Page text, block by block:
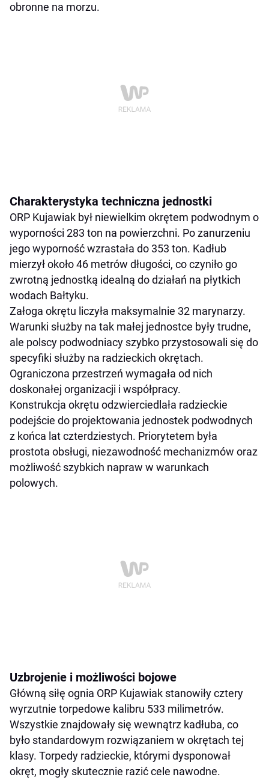
obronne na morzu.
Charakterystyka techniczna jednostki
ORP Kujawiak był niewielkim okrętem podwodnym o
wyporności 283 ton na powierzchni. Po zanurzeniu
jego wyporność wzrastała do 353 ton. Kadłub
mierzył około 46 metrów długości, co czyniło go
zwrotną jednostką idealną do działań na płytkich
wodach Bałtyku.
Załoga okrętu liczyła maksymalnie 32 marynarzy.
Warunki służby na tak małej jednostce były trudne,
ale polscy podwodniacy szybko przystosowali się do
specyfiki służby na radzieckich okrętach.
Ograniczona przestrzeń wymagała od nich
doskonałej organizacji i współpracy.
Konstrukcja okrętu odzwierciedlała radzieckie
podejście do projektowania jednostek podwodnych
z końca lat czterdziestych. Priorytetem była
prostota obsługi, niezawodność mechanizmów oraz
możliwość szybkich napraw w warunkach
polowych.
Uzbrojenie i możliwości bojowe
Główną siłę ognia ORP Kujawiak stanowiły cztery
wyrzutnie torpedowe kalibru 533 milimetrów.
Wszystkie znajdowały się wewnątrz kadłuba, co
było standardowym rozwiązaniem w okrętach tej
klasy. Torpedy radzieckie, którymi dysponował
okręt, mogły skutecznie razić cele nawodne.